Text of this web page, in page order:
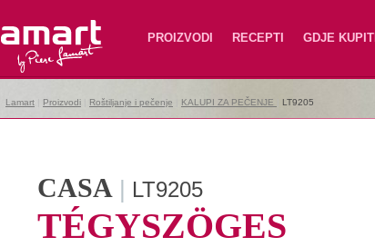
Lamart PROIZVODI RECEPTI GDJE KUPITI
Lamart Proizvodi Roštiljanje i pečenje KALUPI ZA PEČENJE LT9205
CASA | LT9205
TÉGYSZÖGES